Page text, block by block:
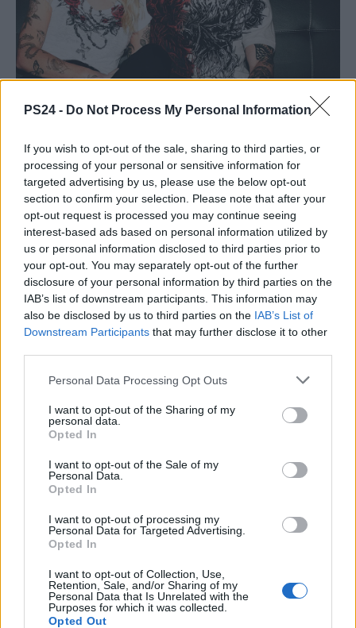
PS24 - Do Not Process My Personal Information
If you wish to opt-out of the sale, sharing to third parties, or
processing of your personal or sensitive information for
targeted advertising by us, please use the below opt-out
section to confirm your selection. Please note that after your
opt-out request is processed you may continue seeing
interest-based ads based on personal information utilized by
us or personal information disclosed to third parties prior to
your opt-out. You may separately opt-out of the further
disclosure of your personal information by third parties on the
IAB’s list of downstream participants. This information may
also be disclosed by us to third parties on the IAB’s List of
Downstream Participants that may further disclose it to other
Personal Data Processing Opt Outs
I want to opt-out of the Sharing of my
personal data.
Opted In
I want to opt-out of the Sale of my
Personal Data.
Opted In
I want to opt-out of processing my
Personal Data for Targeted Advertising.
Opted In
I want to opt-out of Collection, Use,
Retention, Sale, and/or Sharing of my
Personal Data that Is Unrelated with the
Purposes for which it was collected.
Opted Out